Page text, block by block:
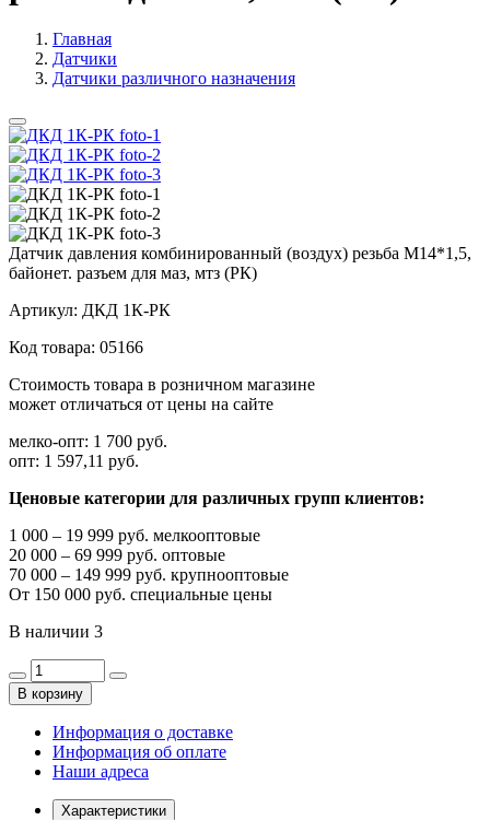
Главная
Датчики
Датчики различного назначения
Датчик давления комбинированный (воздух) резьба М14*1,5,
байонет. разъем для маз, мтз (РК)
Артикул: ДКД 1К-РК
Код товара: 05166
Стоимость товара в розничном магазине
может отличаться от цены на сайте
мелко-опт: 1 700 руб.
опт: 1 597,11 руб.
Ценовые категории для различных групп клиентов:
1 000 – 19 999 руб. мелкооптовые
20 000 – 69 999 руб. оптовые
70 000 – 149 999 руб. крупнооптовые
От 150 000 руб. специальные цены
В наличии 3
В корзину
Информация о доставке
Информация об оплате
Наши адреса
Характеристики